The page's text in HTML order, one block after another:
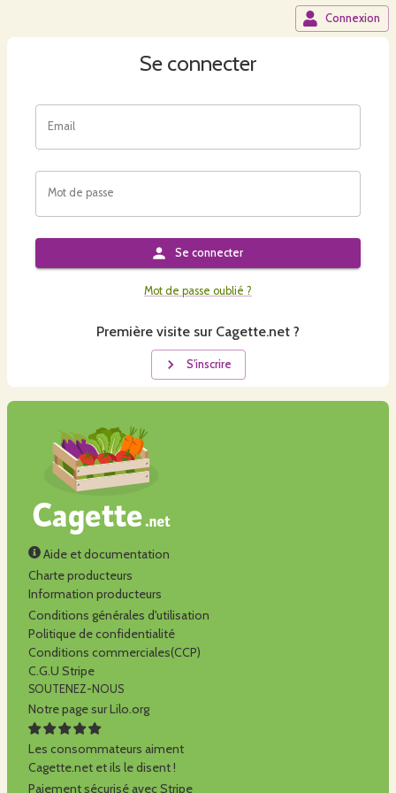
Connexion
Se connecter
Email
Mot de passe
Se connecter
Mot de passe oublié ?
Première visite sur Cagette.net ?
S'inscrire
Aide et documentation
Charte producteurs
Information producteurs
Conditions générales d'utilisation
Politique de confidentialité
Conditions commerciales(CCP)
C.G.U Stripe
SOUTENEZ-NOUS
Notre page sur Lilo.org
Les consommateurs aiment
Cagette.net et ils le disent !
Paiement sécurisé avec Stripe